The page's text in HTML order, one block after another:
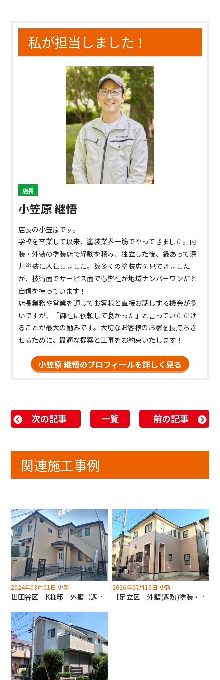
私が担当しました！
店長
小笠原 継悟
店長の小笠原です。
学校を卒業して以来、塗装業界一筋でやってきました。内
装・外装の塗装店で経験を積み、独立した後、縁あって深
井塗装に入社しました。数多くの塗装店を見てきました
が、技術面でサービス面でも弊社が地域ナンバーワンだと
自信を持っています！
店長業務や営業を通じてお客様と直接お話しする機会が多
いですが、「御社に依頼して良かった」と言っていただけ
ることが最大の励みです。大切なお客様のお家を長持ちさ
せるために、最適な提案と工事をお約束いたします！
小笠原 継悟のプロフィールを詳しく見る
次の記事 一覧 前の記事
関連施工事例
2024年03月01日 更新
世田谷区 K様邸 外壁（遮熱）塗装工事
2026年07月16日 更新
【足立区 外壁(遮熱)塗装・屋根(遮熱)塗装工事】12年保証仕様での外装改修事例となります！